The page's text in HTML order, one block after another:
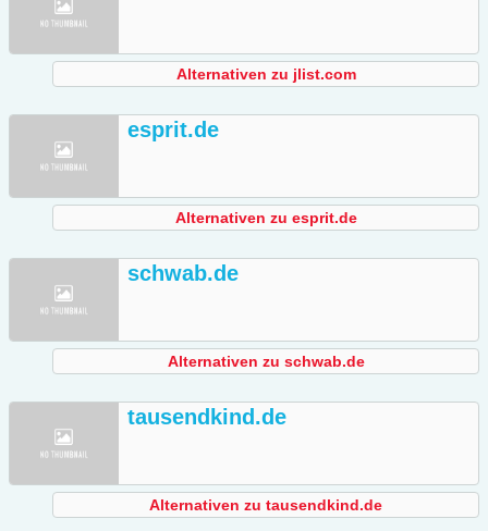
Alternativen zu jlist.com
esprit.de
Alternativen zu esprit.de
schwab.de
Alternativen zu schwab.de
tausendkind.de
Alternativen zu tausendkind.de